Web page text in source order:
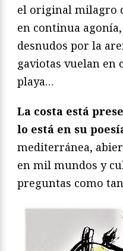
el original milagro
en continua
desnudos por la
gaviotas vuelan en
playa…
La costa está
lo está en su
mediterránea,
en mil mundos y
preguntas como